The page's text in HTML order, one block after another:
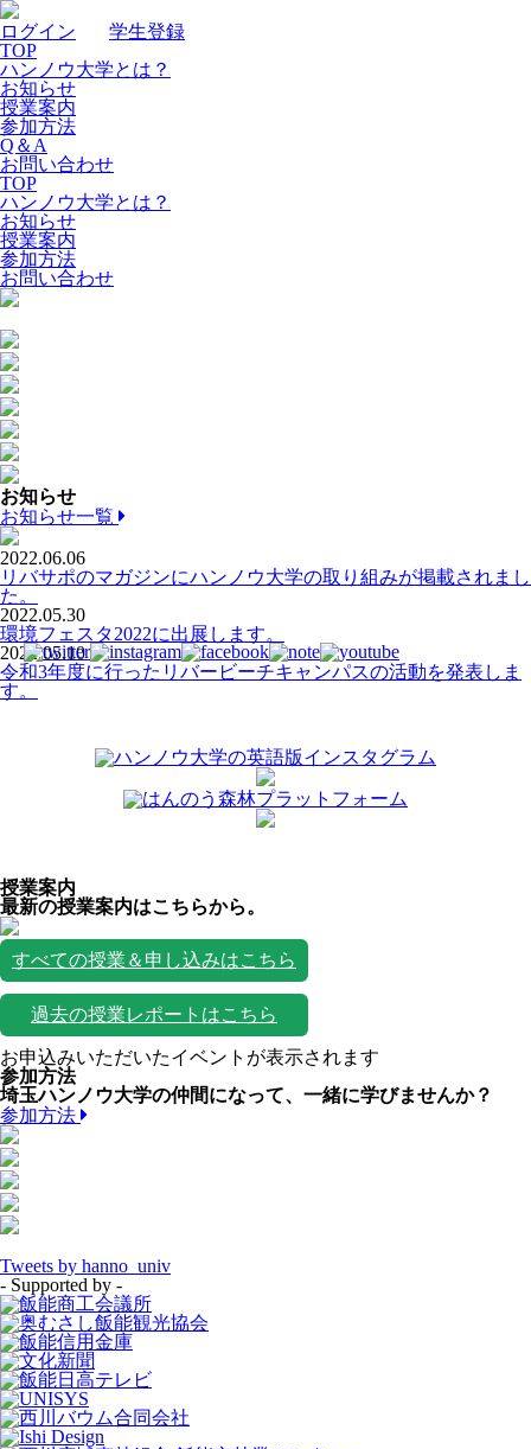
ログイン
学生登録
TOP
ハンノウ大学とは？
お知らせ
授業案内
参加方法
Q＆A
お問い合わせ
TOP
ハンノウ大学とは？
お知らせ
授業案内
参加方法
お問い合わせ
お知らせ
お知らせ一覧
2022.06.06
リバサポのマガジンにハンノウ大学の取り組みが掲載されまし
た。
2022.05.30
環境フェスタ2022に出展します。
2022.05.10
令和3年度に行ったリバービーチキャンパスの活動を発表しま
す。
授業案内
最新の授業案内はこちらから。
すべての授業＆申し込みはこちら
過去の授業レポートはこちら
お申込みいただいたイベントが表示されます
参加方法
埼玉ハンノウ大学の仲間になって、一緒に学びませんか？
参加方法
Tweets by hanno_univ
- Supported by -